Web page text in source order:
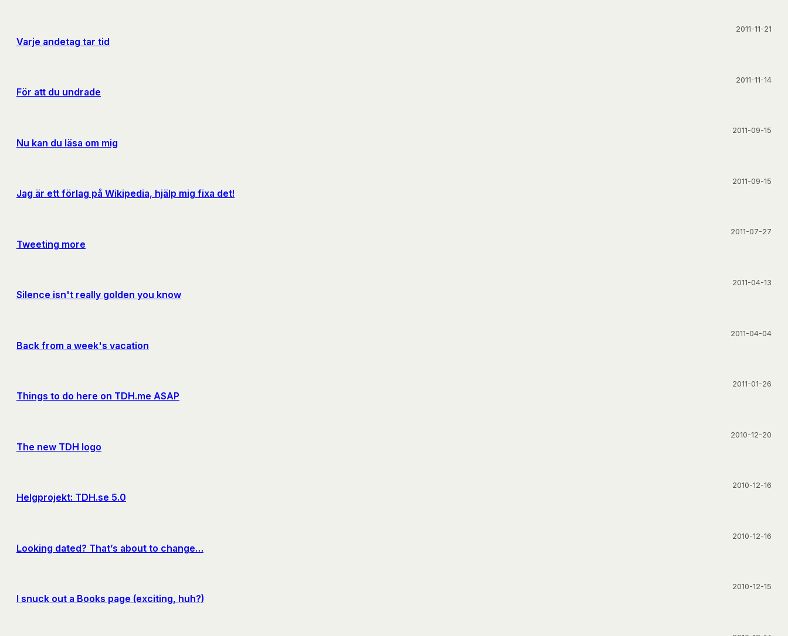
Varje andetag tar tid
2011-11-21
För att du undrade
2011-11-14
Nu kan du läsa om mig
2011-09-15
Jag är ett förlag på Wikipedia, hjälp mig fixa det!
2011-09-15
Tweeting more
2011-07-27
Silence isn't really golden you know
2011-04-13
Back from a week's vacation
2011-04-04
Things to do here on TDH.me ASAP
2011-01-26
The new TDH logo
2010-12-20
Helgprojekt: TDH.se 5.0
2010-12-16
Looking dated? That’s about to change…
2010-12-16
I snuck out a Books page (exciting, huh?)
2010-12-15